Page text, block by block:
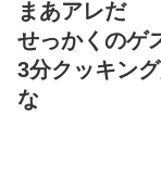
まあアレだ
せっかくのゲ
3分クッキン
な